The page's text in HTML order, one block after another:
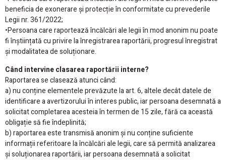
beneficia de exonerare și protecție în conformitate cu prevederile
Legii nr. 361/2022;
•Persoana care raportează încălcări ale legii în mod anonim nu poate
fi înștiințată cu privire la înregistrarea raportării, progresul înregistrat
și modalitatea de soluționare.
Când intervine clasarea raportării interne?
Raportarea se clasează atunci când:
a) nu conține elementele prevăzute la art. 6, altele decât datele de
identificare a avertizorului în interes public, iar persoana desemnată a
solicitat completarea acesteia în termen de 15 zile, fără ca această
obligație să fie îndeplinită;
b) raportarea este transmisă anonim și nu conține suficiente
informații referitoare la încălcări ale legii, care să permită analizarea
și soluționarea raportării, iar persoana desemnată a solicitat